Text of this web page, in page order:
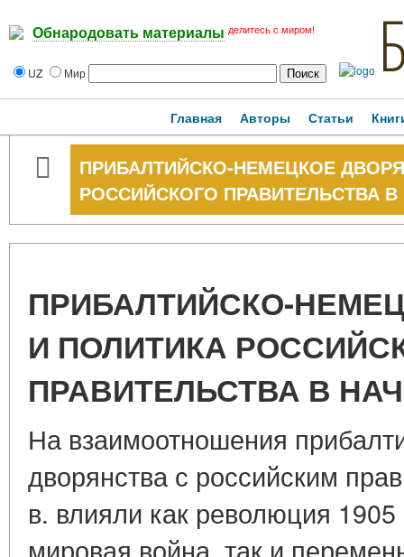
Обнародовать материалы делитесь с миром!
UZ Мир
Главная Авторы Статьи
ПРИБАЛТИЙСКО-НЕМЕЦКОЕ
РОССИЙСКОГО ПРАВИТЕЛЬСТВА В
ПРИБАЛТИЙСКО-
И ПОЛИТИКА
ПРАВИТЕЛЬСТВА В
На взаимоотношения
дворянства с российским
в. влияли как революция
мировая война, так и